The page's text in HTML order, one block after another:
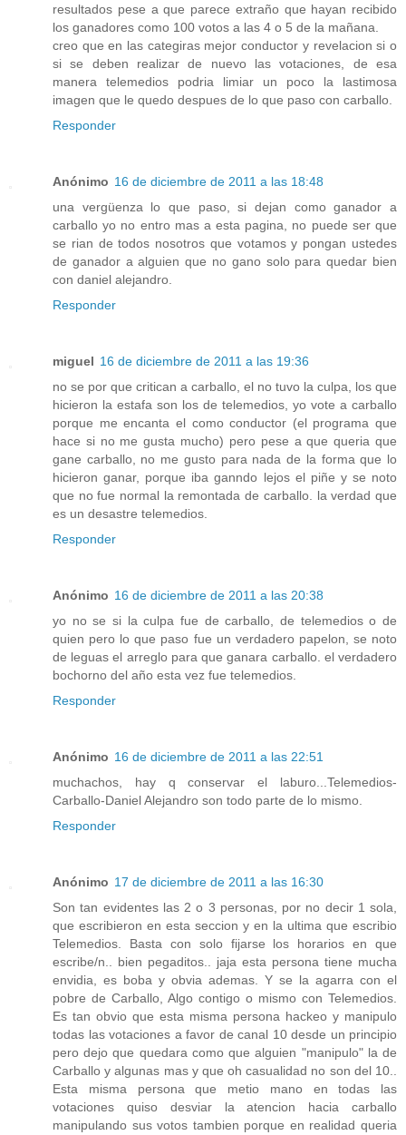
resultados pese a que parece extraño que hayan recibido
los ganadores como 100 votos a las 4 o 5 de la mañana.
creo que en las categiras mejor conductor y revelacion si o
si se deben realizar de nuevo las votaciones, de esa
manera telemedios podria limiar un poco la lastimosa
imagen que le quedo despues de lo que paso con carballo.
Responder
Anónimo 16 de diciembre de 2011 a las 18:48
una vergüenza lo que paso, si dejan como ganador a
carballo yo no entro mas a esta pagina, no puede ser que
se rian de todos nosotros que votamos y pongan ustedes
de ganador a alguien que no gano solo para quedar bien
con daniel alejandro.
Responder
miguel 16 de diciembre de 2011 a las 19:36
no se por que critican a carballo, el no tuvo la culpa, los que
hicieron la estafa son los de telemedios, yo vote a carballo
porque me encanta el como conductor (el programa que
hace si no me gusta mucho) pero pese a que queria que
gane carballo, no me gusto para nada de la forma que lo
hicieron ganar, porque iba ganndo lejos el piñe y se noto
que no fue normal la remontada de carballo. la verdad que
es un desastre telemedios.
Responder
Anónimo 16 de diciembre de 2011 a las 20:38
yo no se si la culpa fue de carballo, de telemedios o de
quien pero lo que paso fue un verdadero papelon, se noto
de leguas el arreglo para que ganara carballo. el verdadero
bochorno del año esta vez fue telemedios.
Responder
Anónimo 16 de diciembre de 2011 a las 22:51
muchachos, hay q conservar el laburo...Telemedios-
Carballo-Daniel Alejandro son todo parte de lo mismo.
Responder
Anónimo 17 de diciembre de 2011 a las 16:30
Son tan evidentes las 2 o 3 personas, por no decir 1 sola,
que escribieron en esta seccion y en la ultima que escribio
Telemedios. Basta con solo fijarse los horarios en que
escribe/n.. bien pegaditos.. jaja esta persona tiene mucha
envidia, es boba y obvia ademas. Y se la agarra con el
pobre de Carballo, Algo contigo o mismo con Telemedios.
Es tan obvio que esta misma persona hackeo y manipulo
todas las votaciones a favor de canal 10 desde un principio
pero dejo que quedara como que alguien "manipulo" la de
Carballo y algunas mas y que oh casualidad no son del 10..
Esta misma persona que metio mano en todas las
votaciones quiso desviar la atencion hacia carballo
manipulando sus votos tambien porque en realidad queria